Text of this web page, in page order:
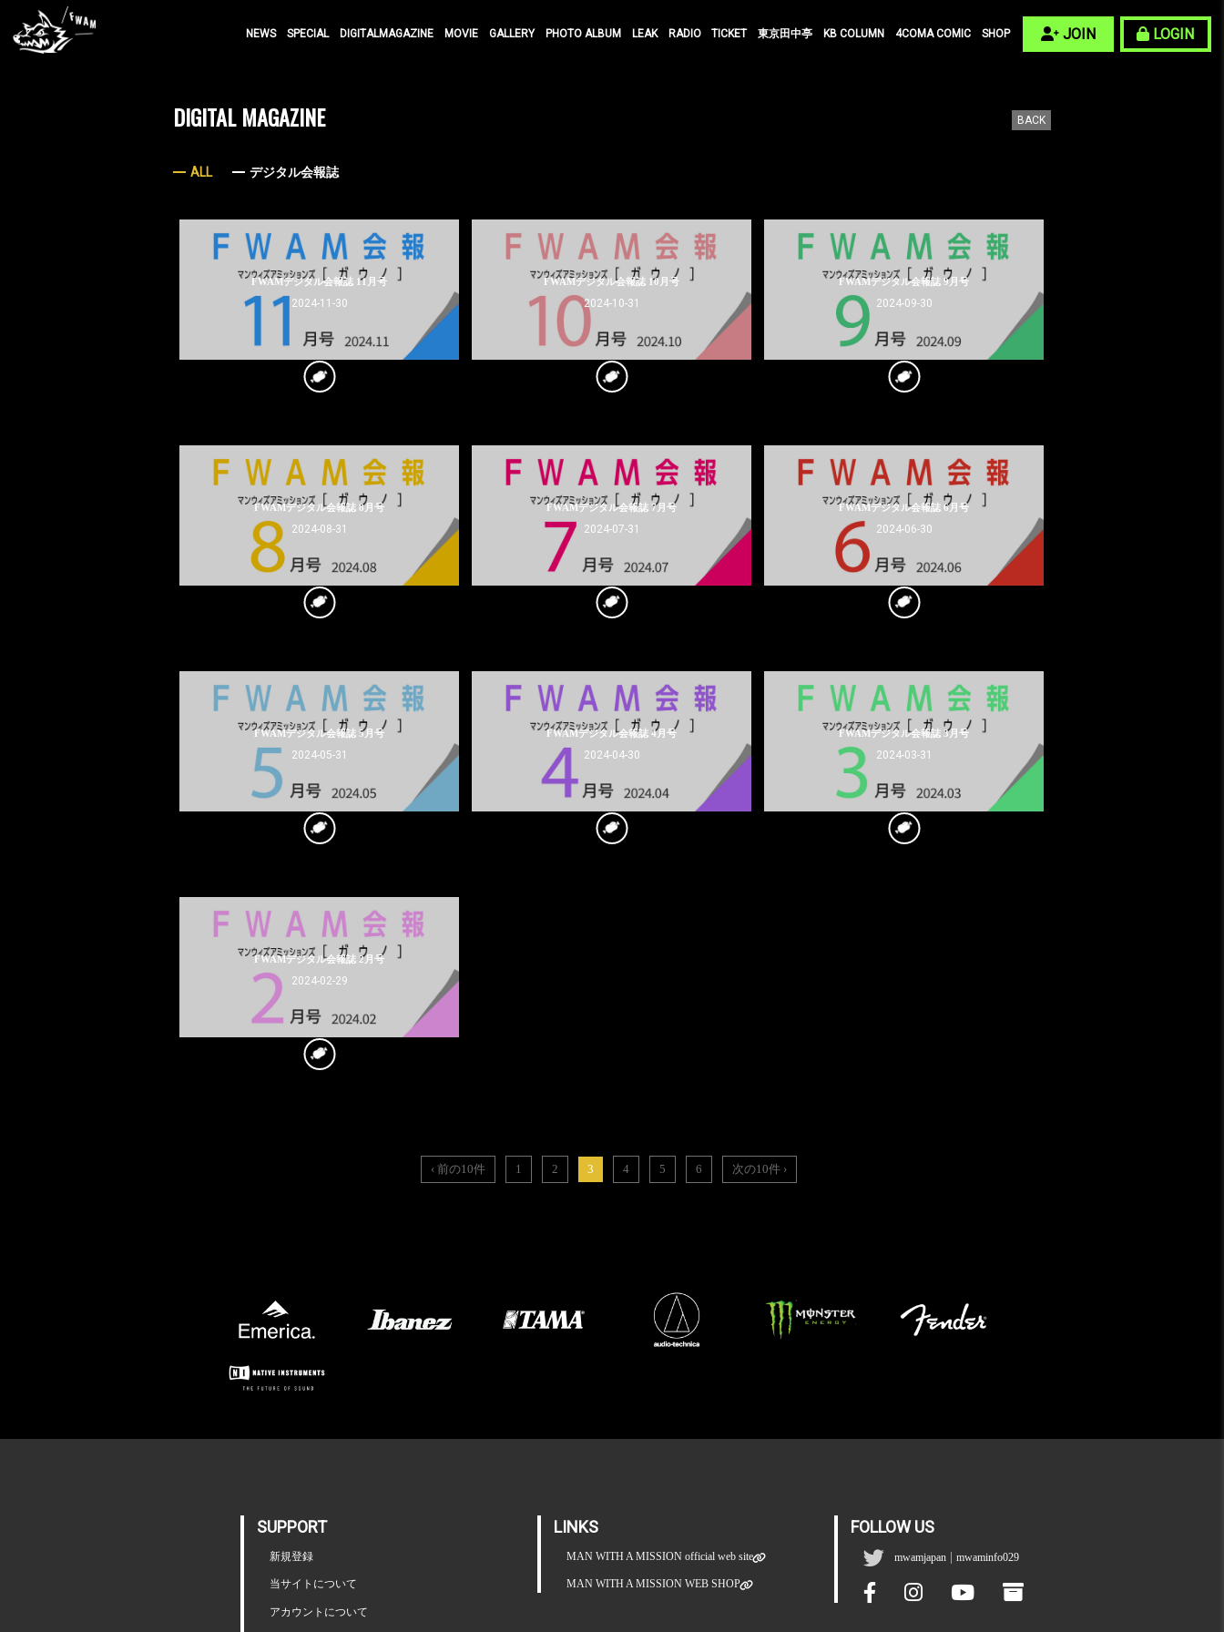
NEWS SPECIAL DIGITALMAGAZINE MOVIE GALLERY PHOTO ALBUM LEAK RADIO TICKET 東京田中亭 KB COLUMN 4COMA COMIC SHOP JOIN LOGIN
DIGITAL MAGAZINE BACK
ALL デジタル会報誌
FWAMデジタル会報誌 11月号
2024-11-30
FWAMデジタル会報誌 10月号
2024-10-31
FWAMデジタル会報誌 9月号
2024-09-30
FWAMデジタル会報誌 8月号
2024-08-31
FWAMデジタル会報誌 7月号
2024-07-31
FWAMデジタル会報誌 6月号
2024-06-30
FWAMデジタル会報誌 5月号
2024-05-31
FWAMデジタル会報誌 4月号
2024-04-30
FWAMデジタル会報誌 3月号
2024-03-31
FWAMデジタル会報誌 2月号
2024-02-29
‹ 前の10件 1 2 3 4 5 6 次の10件 ›
SUPPORT
新規登録
当サイトについて
アカウントについて
LINKS
MAN WITH A MISSION official web site
MAN WITH A MISSION WEB SHOP
FOLLOW US
mwamjapan |mwaminfo029